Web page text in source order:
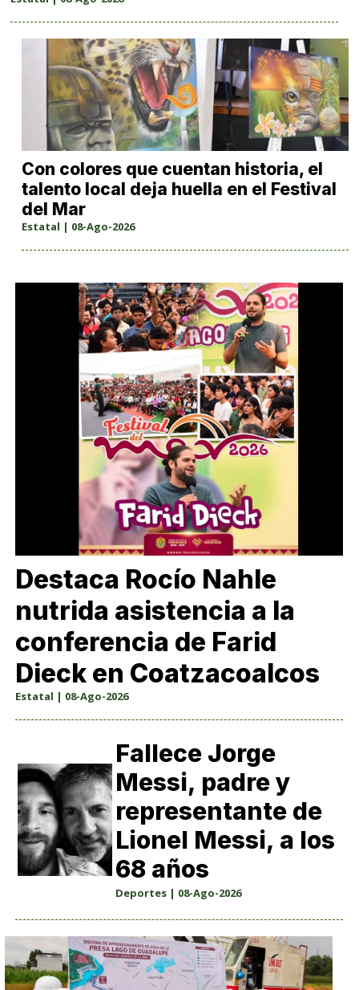
Con colores que cuentan historia, el
talento local deja huella en el Festival
del Mar
Estatal | 08-Ago-2026
Destaca Rocío Nahle
nutrida asistencia a la
conferencia de Farid
Dieck en Coatzacoalcos
Estatal | 08-Ago-2026
Fallece Jorge
Messi, padre y
representante de
Lionel Messi, a los
68 años
Deportes | 08-Ago-2026